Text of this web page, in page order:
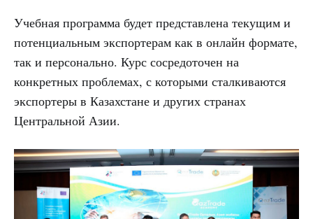
Учебная программа будет представлена текущим и
потенциальным экспортерам как в онлайн формате,
так и персонально. Курс сосредоточен на
конкретных проблемах, с которыми сталкиваются
экспортеры в Казахстане и других странах
Центральной Азии.